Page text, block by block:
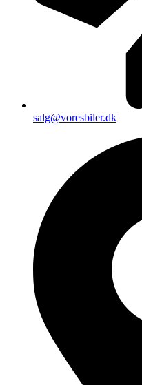
salg@voresbiler.dk